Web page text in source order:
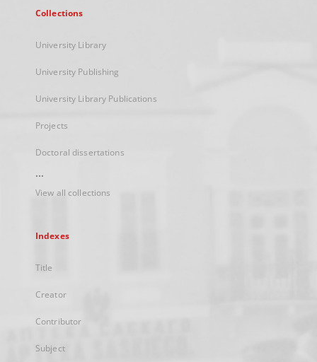
Collections
University Library
University Publishing
University Library Publications
Projects
Doctoral dissertations
...
View all collections
Indexes
Title
Creator
Contributor
Subject